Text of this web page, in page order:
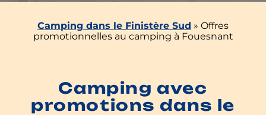
Camping dans le Finistère Sud » Offres
promotionnelles au camping à Fouesnant
Camping avec
promotions dans le